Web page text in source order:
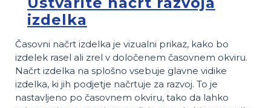
izdelka
Časovni načrt izdelka je vizualni prikaz, kako bo
izdelek rasel ali zrel v določenem časovnem okviru.
Načrt izdelka na splošno vsebuje glavne vidike
izdelka, ki jih podjetje načrtuje za razvoj. To je
nastavljeno po časovnem okviru, tako da lahko